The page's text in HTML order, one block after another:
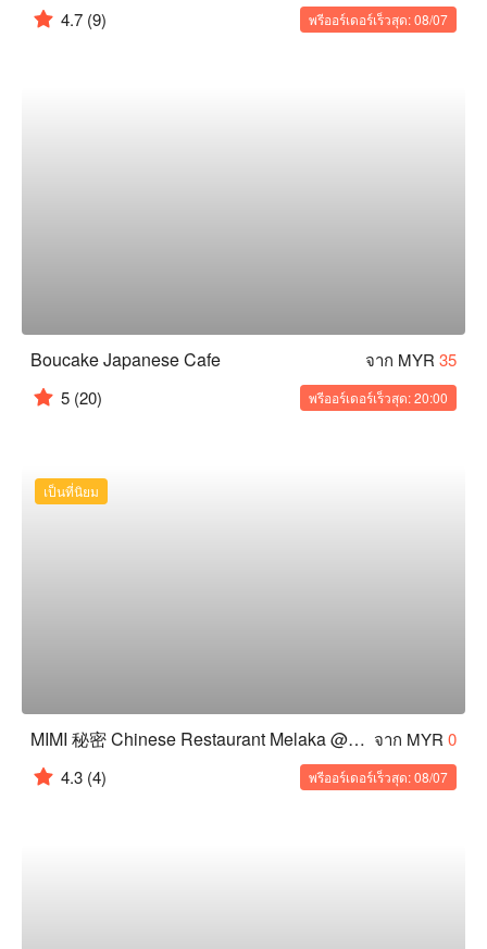
4.7 (9) พรีออร์เดอร์เร็วสุด: 08/07
Boucake Japanese Cafe จาก MYR 35
5 (20) พรีออร์เดอร์เร็วสุด: 20:00
เป็นที่นิยม
MIMI 秘密 Chinese Restaurant Melaka @ 1-Altitude Melaka จาก MYR 0
4.3 (4) พรีออร์เดอร์เร็วสุด: 08/07